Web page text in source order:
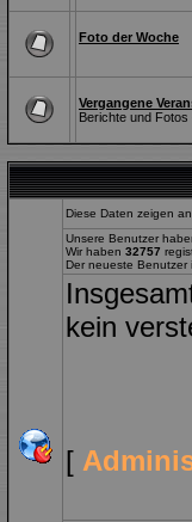
Foto der Woche
Vergangene
Berichte und
Diese Daten zeigen
Unsere Benutzer
Wir haben 32757
Der neueste Benutzer
kein
[